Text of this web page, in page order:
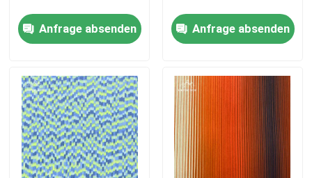
Produkte
Videos
Anfrage absenden Anfrage absenden